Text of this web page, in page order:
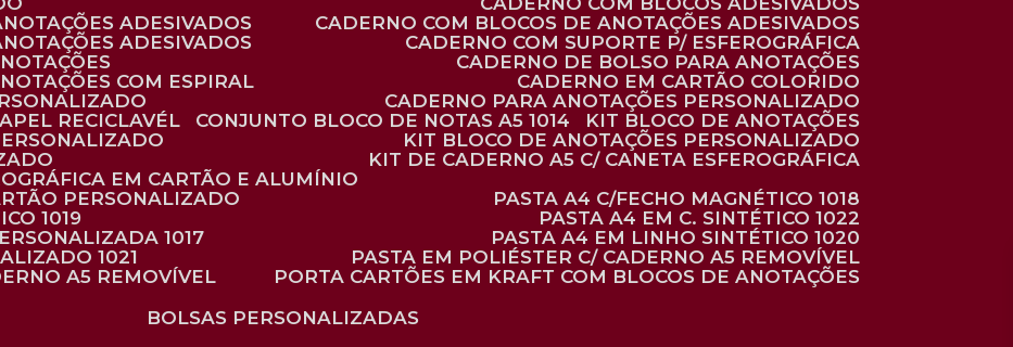
ADESIVADOS
CADERNO COM BLOCOS DE ANOTAÇÕES ADESIVADOS
ADESIVADOS
CADERNO COM SUPORTE P/ ESFEROGRÁFICA
CADERNO DE BOLSO PARA ANOTAÇÕES
COM ESPIRAL
CADERNO EM CARTÃO COLORIDO
CADERNO PARA ANOTAÇÕES PERSONALIZADO
RECICLAVÉL
CONJUNTO BLOCO DE NOTAS A5 1014
KIT BLOCO DE ANOTAÇÕES
KIT BLOCO DE ANOTAÇÕES PERSONALIZADO
KIT DE CADERNO A5 C/ CANETA ESFEROGRÁFICA
EM CARTÃO E ALUMÍNIO
PERSONALIZADO
PASTA A4 C/FECHO MAGNÉTICO 1018
1019
PASTA A4 EM C. SINTÉTICO 1022
1017
PASTA A4 EM LINHO SINTÉTICO 1020
1021
PASTA EM POLIÉSTER C/ CADERNO A5 REMOVÍVEL
A5 REMOVÍVEL
PORTA CARTÕES EM KRAFT COM BLOCOS DE ANOTAÇÕES
BOLSAS PERSONALIZADAS